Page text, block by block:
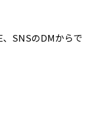
SNSのDMからで